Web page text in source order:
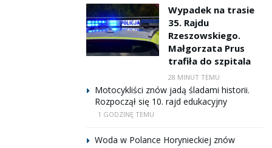
Wypadek na trasie
35. Rajdu
Rzeszowskiego.
Małgorzata Prus
trafiła do szpitala
28 MINUT TEMU
Motocykliści znów jadą śladami historii.
Rozpoczął się 10. rajd edukacyjny
1 GODZINĘ TEMU
Woda w Polance Horynieckiej znów